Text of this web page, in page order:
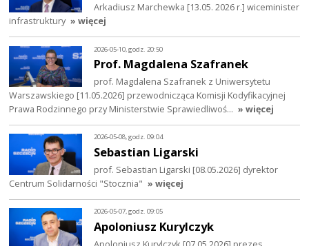
Arkadiusz Marchewka [13.05. 2026 r.] wiceminister
infrastruktury » więcej
2026-05-10, godz. 20:50
Prof. Magdalena Szafranek
prof. Magdalena Szafranek z Uniwersytetu
Warszawskiego [11.05.2026] przewodnicząca Komisji Kodyfikacyjnej
Prawa Rodzinnego przy Ministerstwie Sprawiedliwoś… » więcej
2026-05-08, godz. 09:04
Sebastian Ligarski
prof. Sebastian Ligarski [08.05.2026] dyrektor
Centrum Solidarności "Stocznia" » więcej
2026-05-07, godz. 09:05
Apoloniusz Kurylczyk